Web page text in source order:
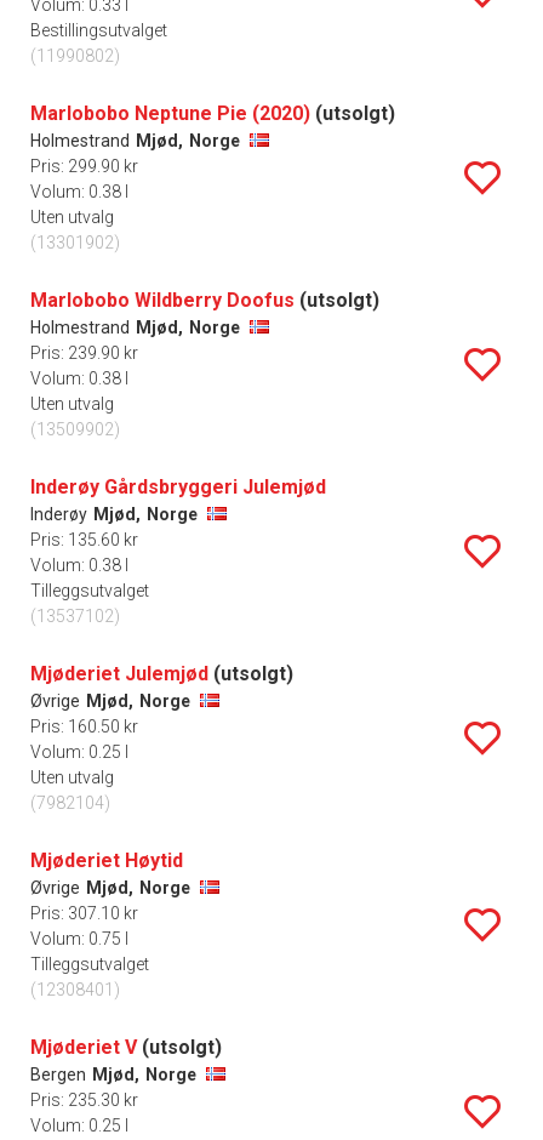
Volum: 0.33 l
Bestillingsutvalget
(11990802)
Marlobobo Neptune Pie (2020) (utsolgt)
Holmestrand Mjød, Norge
Pris: 299.90 kr
Volum: 0.38 l
Uten utvalg
(13301902)
Marlobobo Wildberry Doofus (utsolgt)
Holmestrand Mjød, Norge
Pris: 239.90 kr
Volum: 0.38 l
Uten utvalg
(13509902)
Inderøy Gårdsbryggeri Julemjød
Inderøy Mjød, Norge
Pris: 135.60 kr
Volum: 0.38 l
Tilleggsutvalget
(13537102)
Mjøderiet Julemjød (utsolgt)
Øvrige Mjød, Norge
Pris: 160.50 kr
Volum: 0.25 l
Uten utvalg
(7982104)
Mjøderiet Høytid
Øvrige Mjød, Norge
Pris: 307.10 kr
Volum: 0.75 l
Tilleggsutvalget
(12308401)
Mjøderiet V (utsolgt)
Bergen Mjød, Norge
Pris: 235.30 kr
Volum: 0.25 l